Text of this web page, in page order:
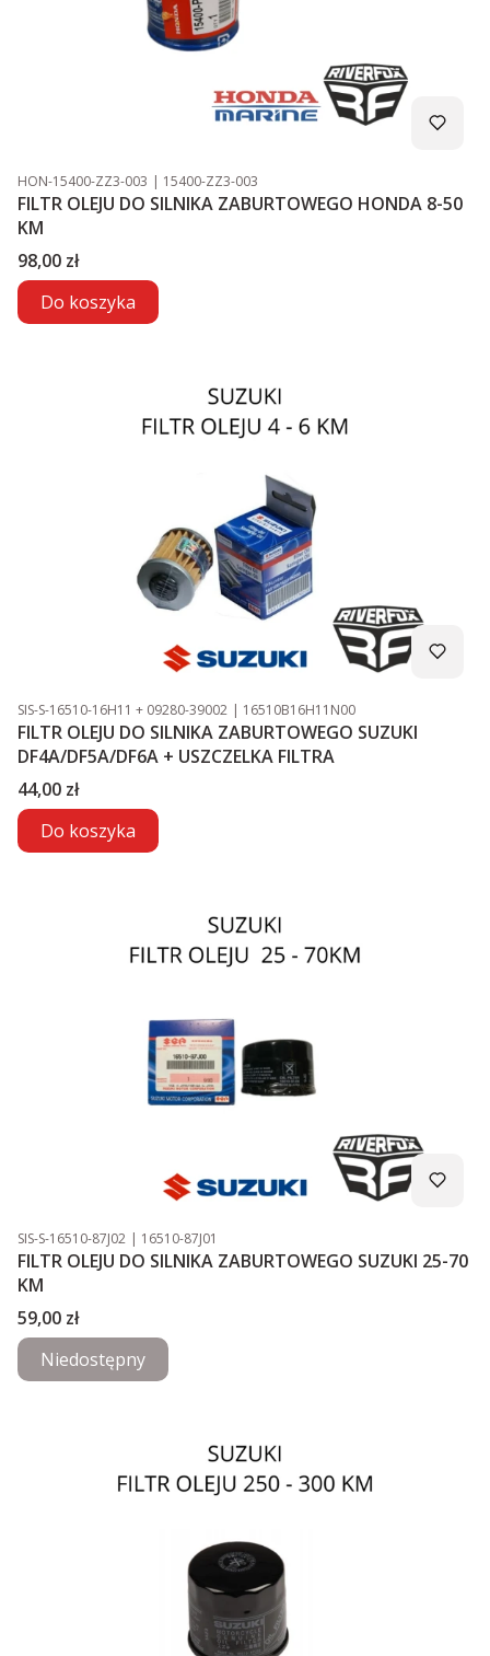
Kod produktu
HON-15400-ZZ3-003 Kod producenta
15400-ZZ3-003
FILTR OLEJU DO SILNIKA ZABURTOWEGO HONDA 8-50
KM
Cena
98,00 zł
Do koszyka
Kod produktu
SIS-S-16510-16H11 + 09280-39002 Kod producenta
16510B16H11N00
FILTR OLEJU DO SILNIKA ZABURTOWEGO SUZUKI
DF4A/DF5A/DF6A + USZCZELKA FILTRA
Cena
44,00 zł
Do koszyka
Kod produktu
SIS-S-16510-87J02 Kod producenta
16510-87J01
FILTR OLEJU DO SILNIKA ZABURTOWEGO SUZUKI 25-70
KM
Cena
59,00 zł
Niedostępny